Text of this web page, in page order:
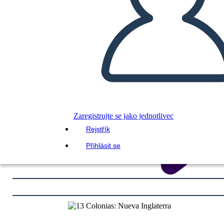
Zaregistrujte se jako jednotlivec
Rejstřík
Přihlásit se